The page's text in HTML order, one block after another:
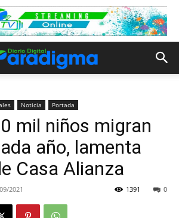
Noticia Portada
mil niños migran
año, lamenta
Casa Alianza
2021 0
1391